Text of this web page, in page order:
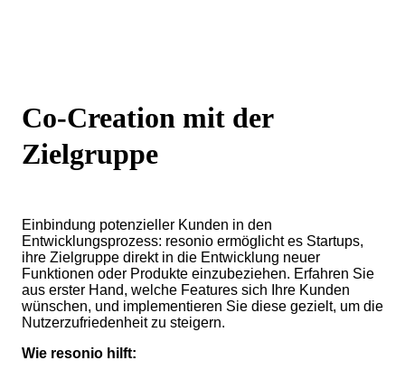
Co-Creation mit der
Zielgruppe
Einbindung potenzieller Kunden in den
Entwicklungsprozess: resonio ermöglicht es Startups,
ihre Zielgruppe direkt in die Entwicklung neuer
Funktionen oder Produkte einzubeziehen. Erfahren Sie
aus erster Hand, welche Features sich Ihre Kunden
wünschen, und implementieren Sie diese gezielt, um die
Nutzerzufriedenheit zu steigern.
Wie resonio hilft: